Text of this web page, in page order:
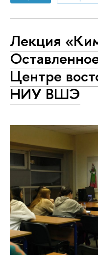
Лекция
Центре
НИУ ВШЭ